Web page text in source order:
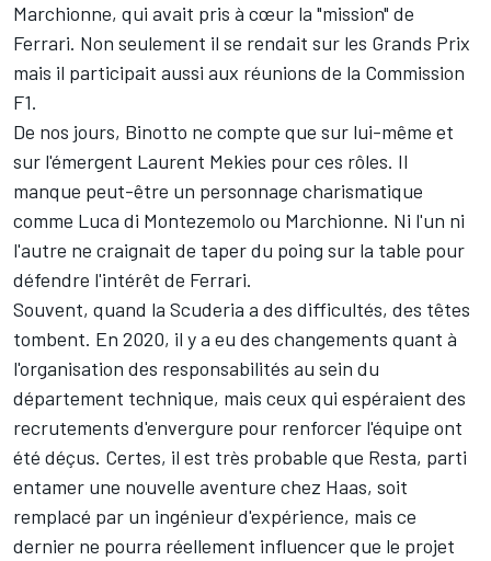
Marchionne, qui avait pris à cœur la "mission" de
Ferrari. Non seulement il se rendait sur les Grands Prix
mais il participait aussi aux réunions de la Commission
F1.
De nos jours, Binotto ne compte que sur lui-même et
sur l'émergent Laurent Mekies pour ces rôles. Il
manque peut-être un personnage charismatique
comme Luca di Montezemolo ou Marchionne. Ni l'un ni
l'autre ne craignait de taper du poing sur la table pour
défendre l'intérêt de Ferrari.
Souvent, quand la Scuderia a des difficultés, des têtes
tombent. En 2020, il y a eu des changements quant à
l'organisation des responsabilités au sein du
département technique, mais ceux qui espéraient des
recrutements d'envergure pour renforcer l'équipe ont
été déçus. Certes, il est très probable que Resta, parti
entamer une nouvelle aventure chez Haas, soit
remplacé par un ingénieur d'expérience, mais ce
dernier ne pourra réellement influencer que le projet